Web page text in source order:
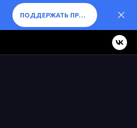
ПОДДЕРЖАТЬ ПРОЕКТ ❤️